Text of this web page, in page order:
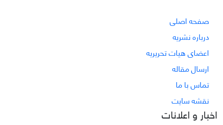
صفحه اصلی
درباره نشریه
اعضای هیات تحریریه
ارسال مقاله
تماس با ما
نقشه سایت
اخبار و اعلانات